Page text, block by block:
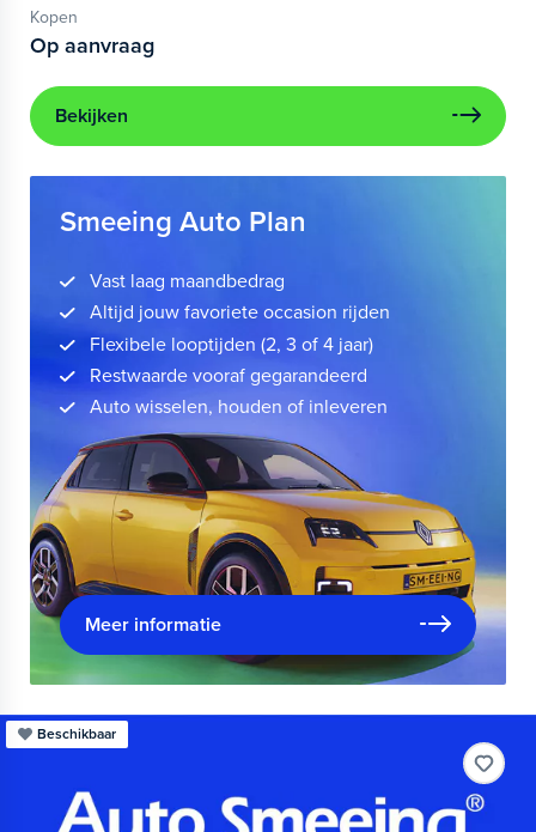
Kopen
Op aanvraag
Bekijken
Smeeing Auto Plan
Vast laag maandbedrag
Altijd jouw favoriete occasion rijden
Flexibele looptijden (2, 3 of 4 jaar)
Restwaarde vooraf gegarandeerd
Auto wisselen, houden of inleveren
Meer informatie
Beschikbaar